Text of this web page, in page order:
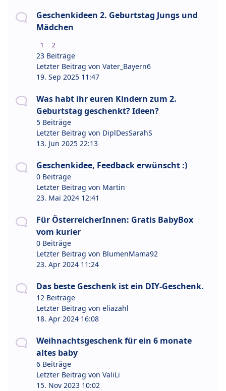
Geschenkideen 2. Geburtstag Jungs und
Mädchen
1 2
23 Beiträge
Letzter Beitrag von Vater_Bayern6
19. Sep 2025 11:47
Was habt ihr euren Kindern zum 2.
Geburtstag geschenkt? Ideen?
5 Beiträge
Letzter Beitrag von DiplDesSarahS
13. Jun 2025 22:13
Geschenkidee, Feedback erwünscht :)
0 Beiträge
Letzter Beitrag von Martin
23. Mai 2024 12:41
Für ÖsterreicherInnen: Gratis BabyBox
vom kurier
0 Beiträge
Letzter Beitrag von BlumenMama92
23. Apr 2024 11:24
Das beste Geschenk ist ein DIY-Geschenk.
12 Beiträge
Letzter Beitrag von eliazahl
18. Apr 2024 16:08
Weihnachtsgeschenk für ein 6 monate
altes baby
6 Beiträge
Letzter Beitrag von ValiLi
15. Nov 2023 10:02